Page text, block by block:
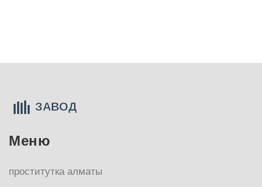
Меню
проститутка алматы